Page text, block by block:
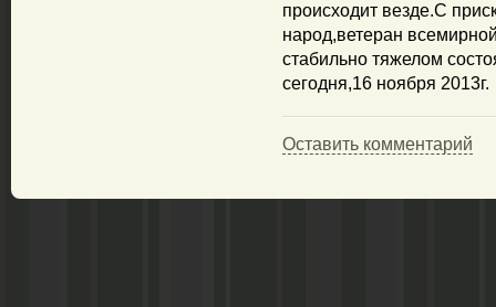
происходит везде.С
народ,ветеран
стабильно тяжелом
сегодня,16 ноября 2013г.
Оставить комментарий